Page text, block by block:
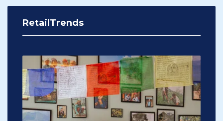
RetailTrends